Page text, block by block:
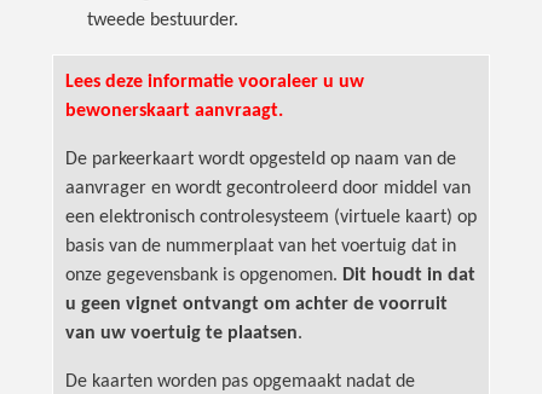
tweede bestuurder.
Lees deze informatie vooraleer u uw
bewonerskaart aanvraagt.
De parkeerkaart wordt opgesteld op naam van de
aanvrager en wordt gecontroleerd door middel van
een elektronisch controlesysteem (virtuele kaart) op
basis van de nummerplaat van het voertuig dat in
onze gegevensbank is opgenomen. Dit houdt in dat
u geen vignet ontvangt om achter de voorruit
van uw voertuig te plaatsen.
De kaarten worden pas opgemaakt nadat de